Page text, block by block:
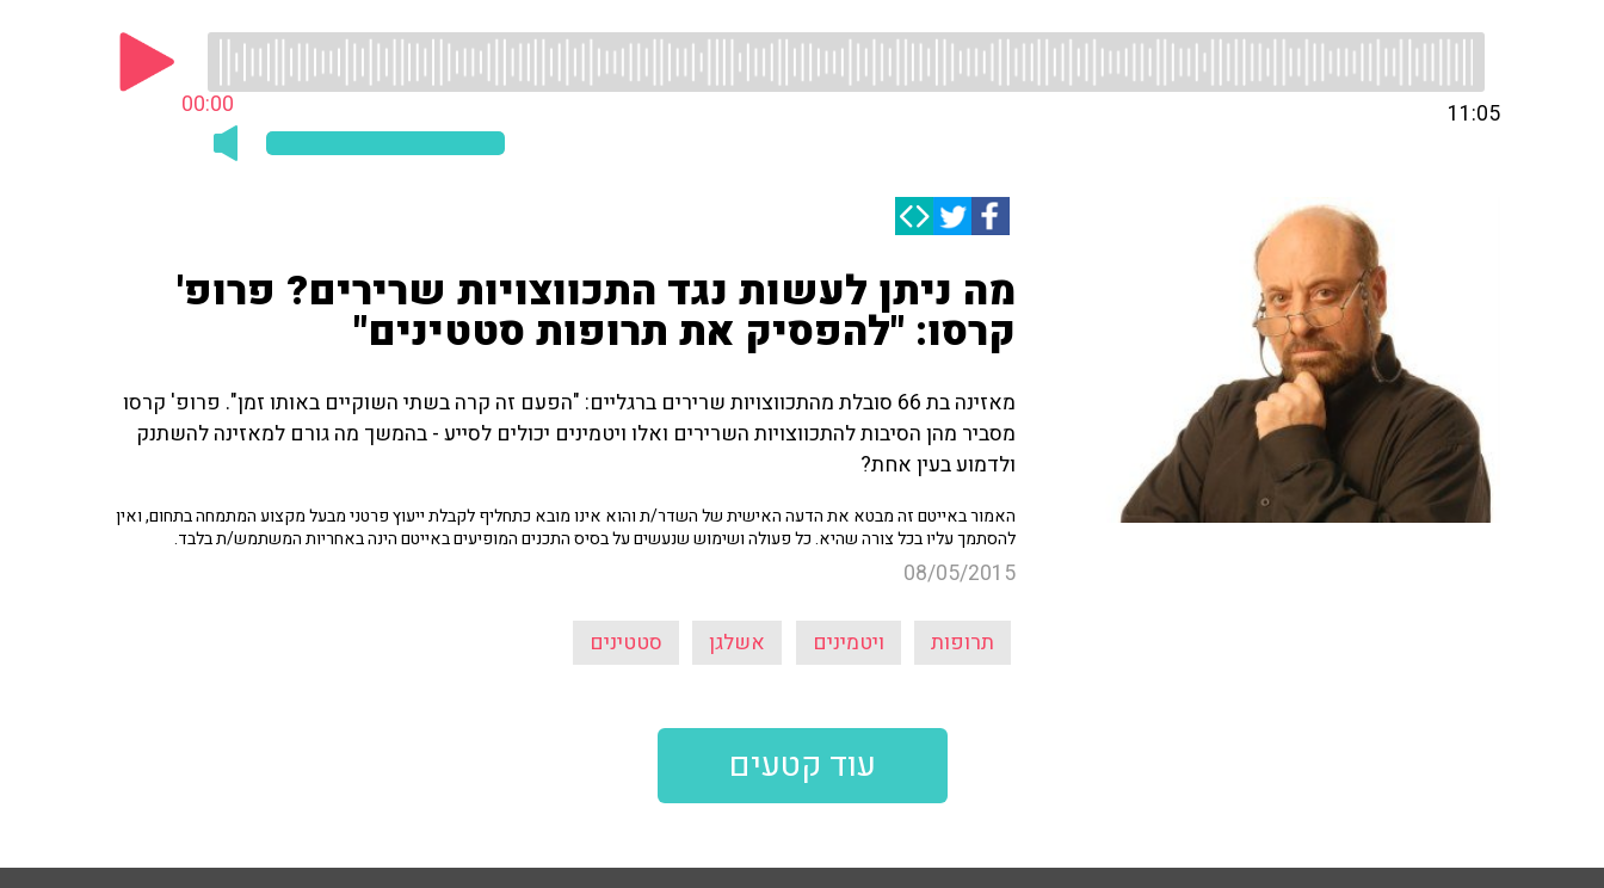
00:00 11:05
מה ניתן לעשות נגד התכווצויות שרירים? פרופ'
קרסו: "להפסיק את תרופות סטטינים"
מאזינה בת 66 סובלת מהתכווצויות שרירים ברגליים: "הפעם זה קרה בשתי השוקיים באותו זמן". פרופ' קרסו
מסביר מהן הסיבות להתכווצויות השרירים ואלו ויטמינים יכולים לסייע - בהמשך מה גורם למאזינה להשתנק
ולדמוע בעין אחת?
האמור באייטם זה מבטא את הדעה האישית של השדר/ת והוא אינו מובא כתחליף לקבלת ייעוץ פרטני מבעל מקצוע המתמחה בתחום, ואין
להסתמך עליו בכל צורה שהיא. כל פעולה ושימוש שנעשים על בסיס התכנים המופיעים באייטם הינה באחריות המשתמש/ת בלבד.
08/05/2015
תרופות ויטמינים אשלגן סטטינים
עוד קטעים